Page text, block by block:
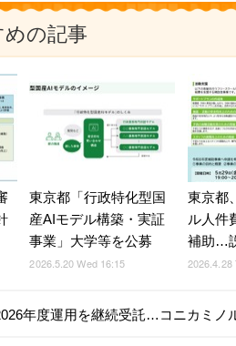
の記事
東京都「行政特化型国
産AIモデル構築・実証
事業」大学等を公募
2026.5.20 Wed 16:15
東京都
ル人件
補助…
2026.4.28
年度運用を継続受託…コニカミノ